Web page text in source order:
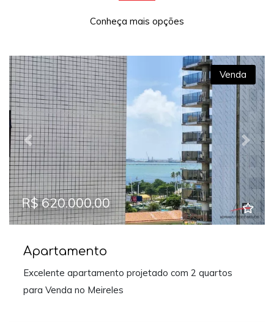
Conheça mais opções
Previous Next
Venda
R$ 620.000,00
Apartamento
Excelente apartamento projetado com 2 quartos
para Venda no Meireles